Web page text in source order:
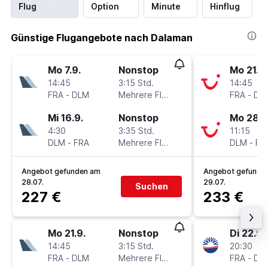
Flug
Option
Minute
Hinflug
Günstige Flugangebote nach Dalaman
Mo 7.9.
14:45
FRA - DLM
Nonstop
3:15 Std.
Mehrere Fluglinien
Mi 16.9.
4:30
DLM - FRA
Nonstop
3:35 Std.
Mehrere Fluglinien
Angebot gefunden am
28.07.
227 €
Suchen
Mo 21.9.
14:45
FRA - DLM
Nonstop
3:15 Std.
Mehrere Fluglinien
Mo 21.9.
14:45
FRA -
Mo
11:15
DLM -
Angebot
29.07.
233 €
Di 22.9.
20:30
FRA -